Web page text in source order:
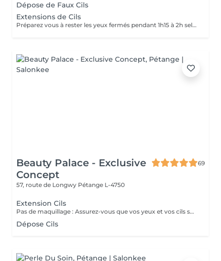
Dépose de Faux Cils
Extensions de Cils
Préparez vous à rester les yeux fermés pendant 1h15 à 2h selon la technique choisie. La pose d'extensions de cils nécessite des soins après la prestation pour assurer la bonne tenue et préserver la santé des cils naturels. Les 24-48 heures sont cruciales pour la tenue des extensions. Voici quelques recommandations essentielles: -Evitez l'eau, la vapeur, l'humidité et la chaleur excessive (pas de douche chaude, sauna, hammam, piscine) -Ne touchez pas, ne frottez pas vos cils pour éviter de fragiliser la colle -Ne dormez pas le visage contre l'oreiller pour ne pas écraser les cils -Ne mettez pas de mascara sur les extensions (surtout waterproof) -Evitez les produits gras ou huileux qui pourraient dissoudre la colle -Brossez délicatement vos cils avec une brosse propre tous les matins pour les démêler -Ne courbez pas vos cils avec un recourbe-cils mécanique -Utilisez un démaquillant sans huile et un coton-tige ou un applicateur en mousse pour nettoyer les yeux sans abîmer la pose -Utilisez un shampoing pour les cils 2 à 3 fois par semaine, voir quotidiennement si vous avez une peau grasse ou utilisez du maquillage Faites des retouches toutes les 2 à 3 semaines pour conserver un effet optimal. En suivant ces recommandations vos extensions dureront entre 3 et 5 semaines avec un effet naturel et élégant.
Beauty Palace - Exclusive
Concept
69
57, route de Longwy Pétange L-4750
Extension Cils
Pas de maquillage : Assurez-vous que vos yeux et vos cils soit complètement exempts de maquillage, en particulier de mascara, d'eyeliner ou de fard à paupières. Le maquillage peut interférer avec l'adhésif utilisé pour les extensions. Nettoyage doux : Utilisez un nettoyant doux pour les yeux sans huile pour bien nettoyer la zone des yeux. L'huile peut empêcher les extensions de bien adhérer. Si vous portez des lentilles de contact, retirez-les avant le rendez-vous.
Dépose Cils